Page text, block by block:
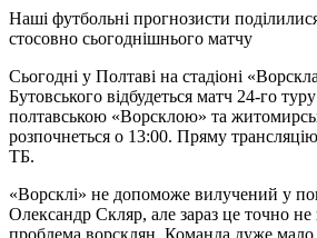
Наші футбольні прогнозисти
стосовно сьогоднішнього матчу
Сьогодні у Полтаві на стадіоні
Бутовського відбудеться матч 24-го
полтавською «Ворсклою» та
розпочнеться о 13:00. Пряму
ТБ.
«Ворсклі» не допоможе вилучений у
Олександр Скляр, але зараз це точно
проблема ворсклян. Команда дуже мало